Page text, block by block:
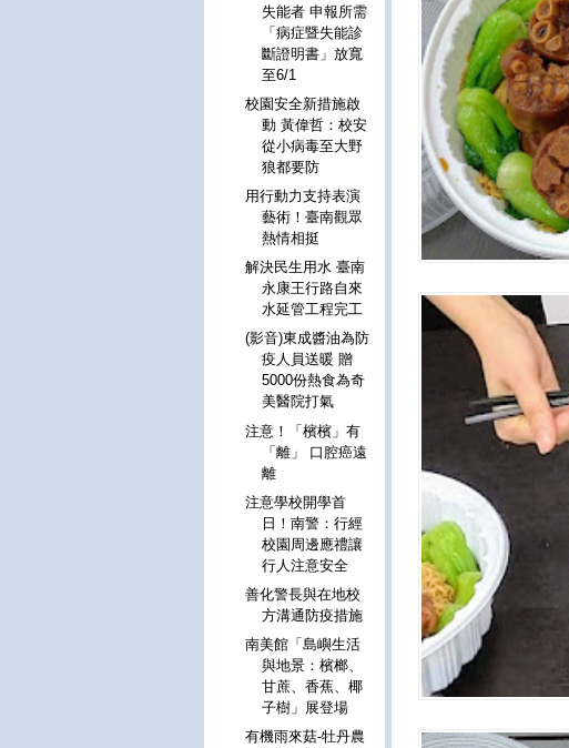
失能者 申報所需
「病症暨失能診
斷證明書」放寬
至6/1
校園安全新措施啟
動 黃偉哲：校安
從小病毒至大野
狼都要防
用行動力支持表演
藝術！臺南觀眾
熱情相挺
解決民生用水 臺南
永康王行路自來
水延管工程完工
(影音)東成醬油為防
疫人員送暖 贈
5000份熱食為奇
美醫院打氣
注意！「檳檳」有
「離」 口腔癌遠
離
注意學校開學首
日！南警：行經
校園周邊應禮讓
行人注意安全
善化警長與在地校
方溝通防疫措施
南美館「島嶼生活
與地景：檳榔、
甘蔗、香蕉、椰
子樹」展登場
有機雨來菇-牡丹農